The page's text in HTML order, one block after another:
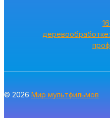
© 2026 Мир мультфильмов